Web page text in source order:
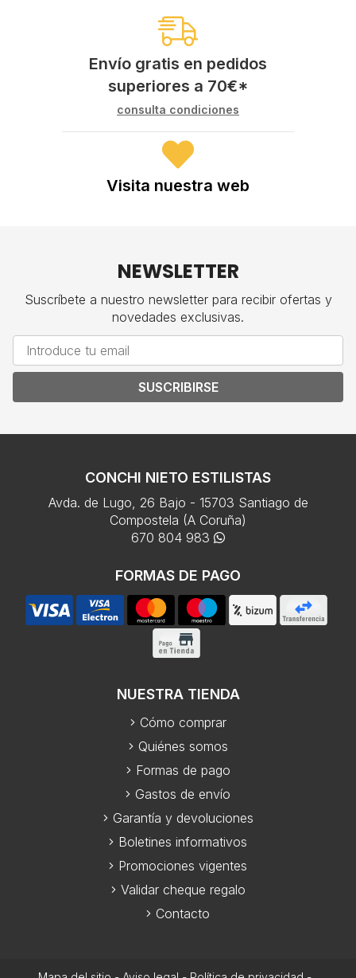
Envío gratis en pedidos
superiores a 70€*
consulta condiciones
Visita nuestra web
NEWSLETTER
Suscríbete a nuestro newsletter para recibir ofertas y
novedades exclusivas.
SUSCRIBIRSE
CONCHI NIETO ESTILISTAS
Avda. de Lugo, 26 Bajo - 15703 Santiago de
Compostela (A Coruña)
670 804 983
FORMAS DE PAGO
NUESTRA TIENDA
Cómo comprar
Quiénes somos
Formas de pago
Gastos de envío
Garantía y devoluciones
Boletines informativos
Promociones vigentes
Validar cheque regalo
Contacto